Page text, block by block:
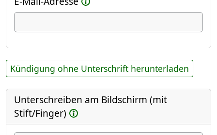
Kündigung ohne Unterschrift herunterladen
Unterschreiben am Bildschirm (mit
Stift/Finger)